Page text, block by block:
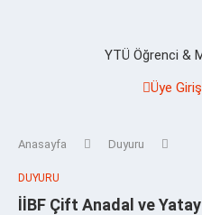
YTÜ Öğrenci &
Üye
Anasayfa Duyuru
DUYURU
İİBF Çift Anadal ve